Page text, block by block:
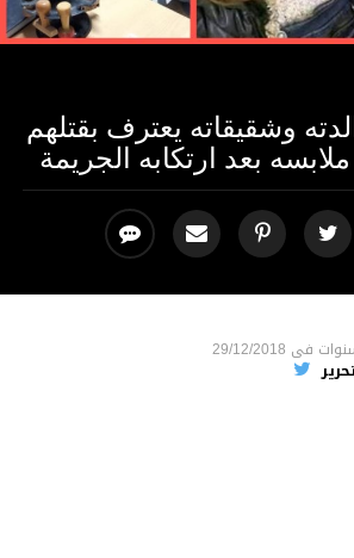
وشقيقاته يعترف بقتلهم
بعد ارتكابه الجريمة
فى 29/12/2018